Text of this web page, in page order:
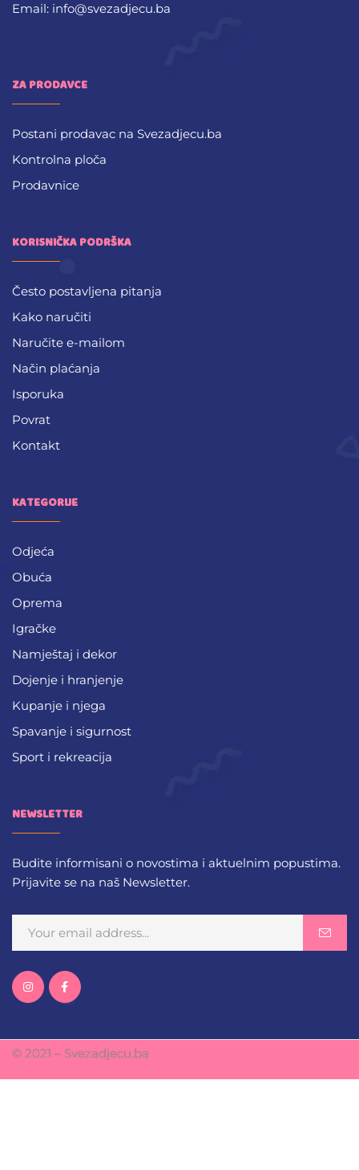
Email: info@svezadjecu.ba
ZA PRODAVCE
Postani prodavac na Svezadjecu.ba
Kontrolna ploča
Prodavnice
KORISNIČKA PODRŠKA
Često postavljena pitanja
Kako naručiti
Naručite e-mailom
Način plaćanja
Isporuka
Povrat
Kontakt
KATEGORIJE
Odjeća
Obuća
Oprema
Igračke
Namještaj i dekor
Dojenje i hranjenje
Kupanje i njega
Spavanje i sigurnost
Sport i rekreacija
NEWSLETTER
Budite informisani o novostima i aktuelnim popustima.
Prijavite se na naš Newsletter.
© 2021 – Svezadjecu.ba